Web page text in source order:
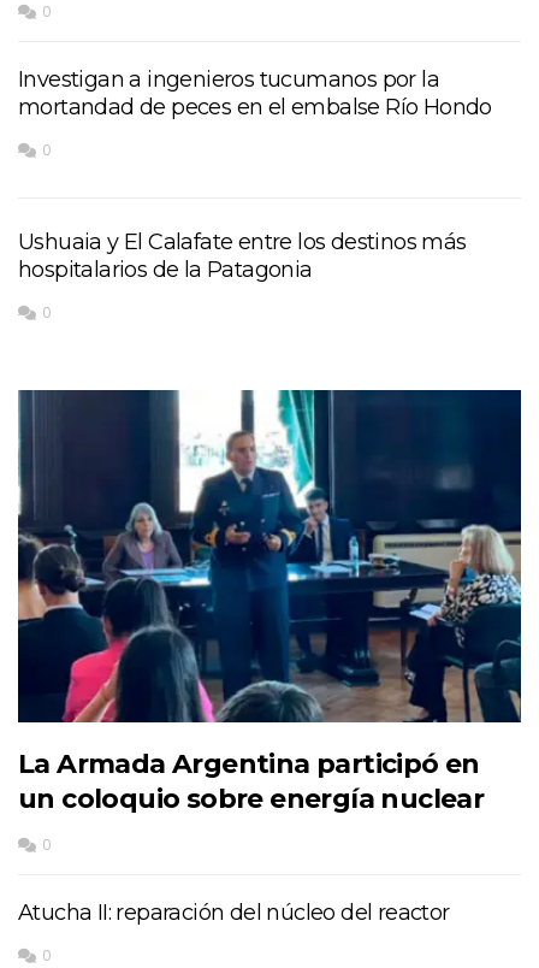
0
Investigan a ingenieros tucumanos por la
mortandad de peces en el embalse Río Hondo
0
Ushuaia y El Calafate entre los destinos más
hospitalarios de la Patagonia
0
La Armada Argentina participó en
un coloquio sobre energía nuclear
0
Atucha II: reparación del núcleo del reactor
0